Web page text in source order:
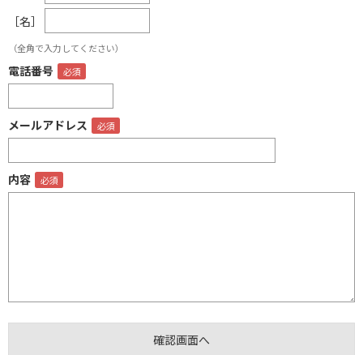
［名］
（全角で入力してください）
電話番号
メールアドレス
内容